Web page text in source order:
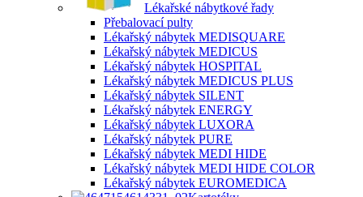
Lékařské nábytkové řady
Přebalovací pulty
Lékařský nábytek MEDISQUARE
Lékařský nábytek MEDICUS
Lékařský nábytek HOSPITAL
Lékařský nábytek MEDICUS PLUS
Lékařský nábytek SILENT
Lékařský nábytek ENERGY
Lékařský nábytek LUXORA
Lékařský nábytek PURE
Lékařský nábytek MEDI HIDE
Lékařský nábytek MEDI HIDE COLOR
Lékařský nábytek EUROMEDICA